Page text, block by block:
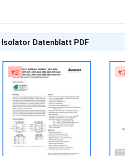
Datenblatt PDF
#2 #3